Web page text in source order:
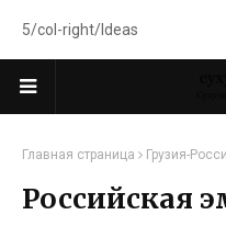
5/col-right/Ideas
Главная страница Грузия-
Российская